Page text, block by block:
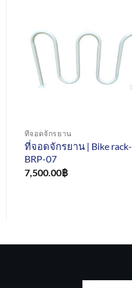
ที่จอดจักรยาน
ที่จอดจักรยาน | Bike rack-
BRP-07
7,500.00฿